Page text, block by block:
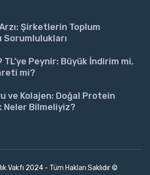
Şirketlerin Toplum
Sorumlulukları
TL’ye Peynir: Büyük İndirim mi,
mi?
ve Kolajen: Doğal Protein
Neler Bilmeliyiz?
Vakfı 2024 - Tüm Hakları Saklıdır ©